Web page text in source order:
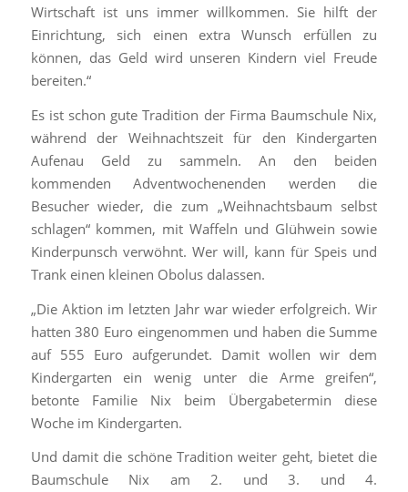
Wirtschaft ist uns immer willkommen. Sie hilft der
Einrichtung, sich einen extra Wunsch erfüllen zu
können, das Geld wird unseren Kindern viel Freude
bereiten.“
Es ist schon gute Tradition der Firma Baumschule Nix,
während der Weihnachtszeit für den Kindergarten
Aufenau Geld zu sammeln. An den beiden
kommenden Adventwochenenden werden die
Besucher wieder, die zum „Weihnachtsbaum selbst
schlagen“ kommen, mit Waffeln und Glühwein sowie
Kinderpunsch verwöhnt. Wer will, kann für Speis und
Trank einen kleinen Obolus dalassen.
„Die Aktion im letzten Jahr war wieder erfolgreich. Wir
hatten 380 Euro eingenommen und haben die Summe
auf 555 Euro aufgerundet. Damit wollen wir dem
Kindergarten ein wenig unter die Arme greifen“,
betonte Familie Nix beim Übergabetermin diese
Woche im Kindergarten.
Und damit die schöne Tradition weiter geht, bietet die
Baumschule Nix am 2. und 3. und 4.